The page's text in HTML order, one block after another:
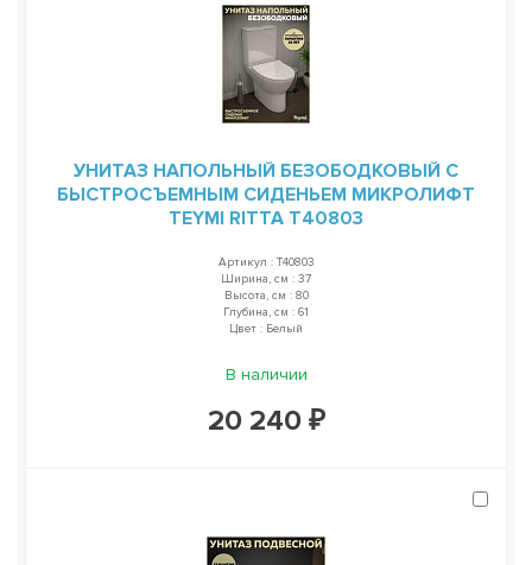
УНИТАЗ НАПОЛЬНЫЙ БЕЗОБОДКОВЫЙ С
БЫСТРОСЪЕМНЫМ СИДЕНЬЕМ МИКРОЛИФТ
TEYMI RITTA T40803
Артикул : T40803
Ширина, см : 37
Высота, см : 80
Глубина, см : 61
Цвет : Белый
В наличии
20 240 ₽